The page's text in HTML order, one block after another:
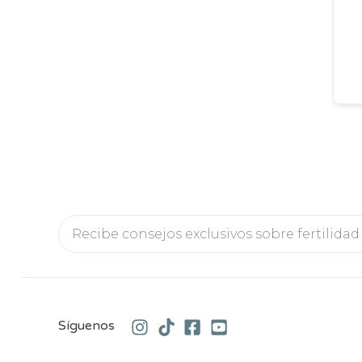
Síguenos